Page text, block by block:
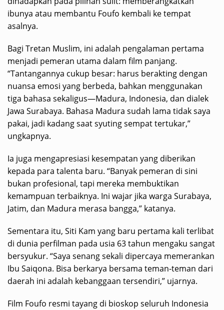
ibunya atau membantu Foufo kembali ke tempat
asalnya.
Bagi Tretan Muslim, ini adalah pengalaman pertama
menjadi pemeran utama dalam film panjang.
“Tantangannya cukup besar: harus berakting dengan
nuansa emosi yang berbeda, bahkan menggunakan
tiga bahasa sekaligus—Madura, Indonesia, dan dialek
Jawa Surabaya. Bahasa Madura sudah lama tidak saya
pakai, jadi kadang saat syuting sempat tertukar,”
ungkapnya.
Ia juga mengapresiasi kesempatan yang diberikan
kepada para talenta baru. “Banyak pemeran di sini
bukan profesional, tapi mereka membuktikan
kemampuan terbaiknya. Ini wajar jika warga Surabaya,
Jatim, dan Madura merasa bangga,” katanya.
Sementara itu, Siti Kam yang baru pertama kali terlibat
di dunia perfilman pada usia 63 tahun mengaku sangat
bersyukur. “Saya senang sekali dipercaya memerankan
Ibu Saiqona. Bisa berkarya bersama teman-teman dari
daerah ini adalah kebanggaan tersendiri,” ujarnya.
Film Foufo resmi tayang di bioskop seluruh Indonesia